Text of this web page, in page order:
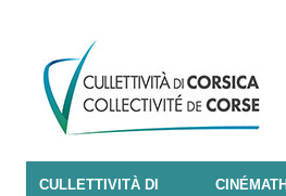
CULLETTIVITÀ DI